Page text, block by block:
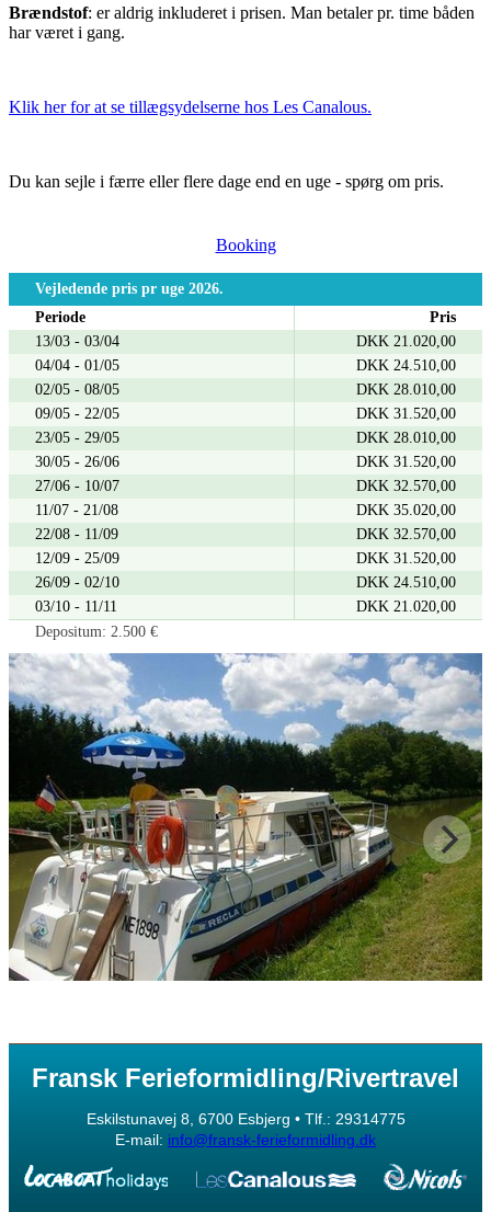
Brændstof: er aldrig inkluderet i prisen. Man betaler pr. time båden
har været i gang.
Klik her for at se tillægsydelserne hos Les Canalous.
Du kan sejle i færre eller flere dage end en uge - spørg om pris.
Booking
Vejledende pris pr uge 2026.
Periode
Pris
13/03 - 03/04
DKK 21.020,00
04/04 - 01/05
DKK 24.510,00
02/05 - 08/05
DKK 28.010,00
09/05 - 22/05
DKK 31.520,00
23/05 - 29/05
DKK 28.010,00
30/05 - 26/06
DKK 31.520,00
27/06 - 10/07
DKK 32.570,00
11/07 - 21/08
DKK 35.020,00
22/08 - 11/09
DKK 32.570,00
12/09 - 25/09
DKK 31.520,00
26/09 - 02/10
DKK 24.510,00
03/10 - 11/11
DKK 21.020,00
Depositum: 2.500 €
Fransk Ferieformidling/Rivertravel
Eskilstunavej 8, 6700 Esbjerg • Tlf.: 29314775
E-mail: info@fransk-ferieformidling.dk